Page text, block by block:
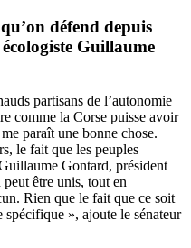
défend depuis
Guillaume
partisans de l’autonomie
comme la Corse puisse avoir
paraît une bonne chose.
le fait que les peuples
Gontard, président
être unis, tout en
Rien que le fait que ce soit
», ajoute le sénateur